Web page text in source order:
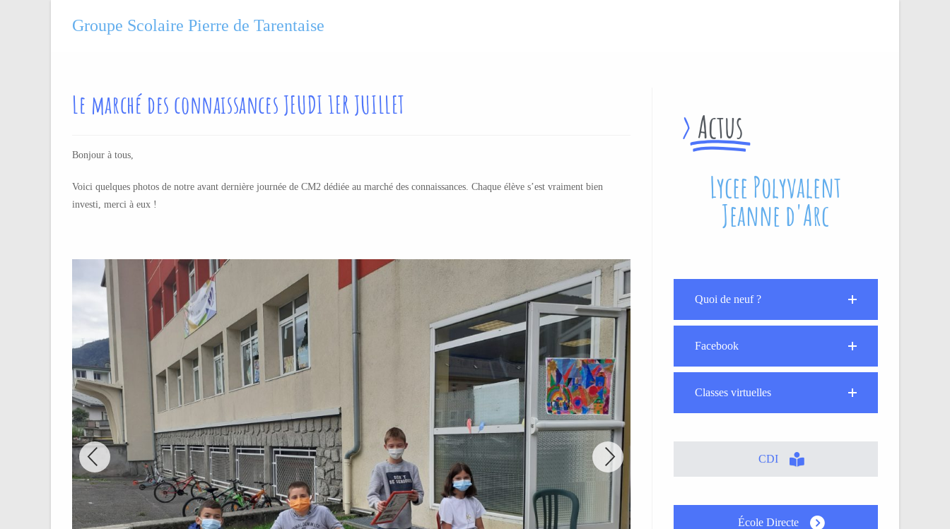
Groupe Scolaire Pierre de Tarentaise
Le marché des connaissances JEUDI 1ER JUILLET
Bonjour à tous,
Voici quelques photos de notre avant dernière journée de CM2 dédiée au marché des connaissances. Chaque élève s’est vraiment bien
investi, merci à eux !
> Actus
Lycee Polyvalent
Jeanne d'Arc
Quoi de neuf ?
Facebook
Classes virtuelles
CDI
École Directe